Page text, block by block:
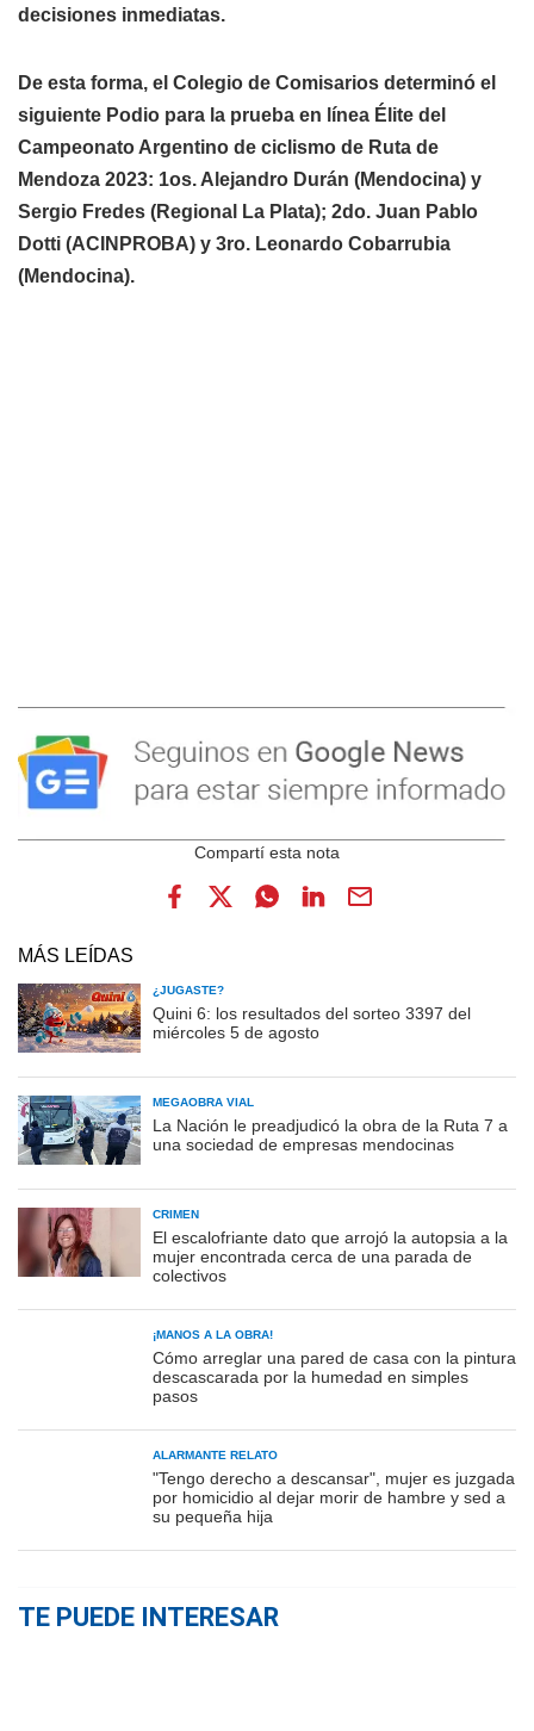
decisiones inmediatas.
De esta forma, el Colegio de Comisarios determinó el
siguiente Podio para la prueba en línea Élite del
Campeonato Argentino de ciclismo de Ruta de
Mendoza 2023: 1os. Alejandro Durán (Mendocina) y
Sergio Fredes (Regional La Plata); 2do. Juan Pablo
Dotti (ACINPROBA) y 3ro. Leonardo Cobarrubia
(Mendocina).
MÁS LEÍDAS
¿JUGASTE?
Quini 6: los resultados del sorteo 3397 del
miércoles 5 de agosto
MEGAOBRA VIAL
La Nación le preadjudicó la obra de la Ruta 7 a
una sociedad de empresas mendocinas
CRIMEN
El escalofriante dato que arrojó la autopsia a la
mujer encontrada cerca de una parada de
colectivos
¡MANOS A LA OBRA!
Cómo arreglar una pared de casa con la pintura
descascarada por la humedad en simples
pasos
ALARMANTE RELATO
"Tengo derecho a descansar", mujer es juzgada
por homicidio al dejar morir de hambre y sed a
su pequeña hija
TE PUEDE INTERESAR